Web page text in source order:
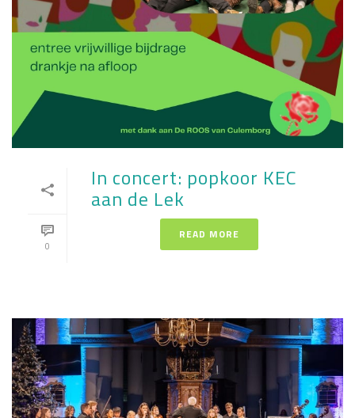
0
In concert: popkoor KEC
aan de Lek
READ MORE